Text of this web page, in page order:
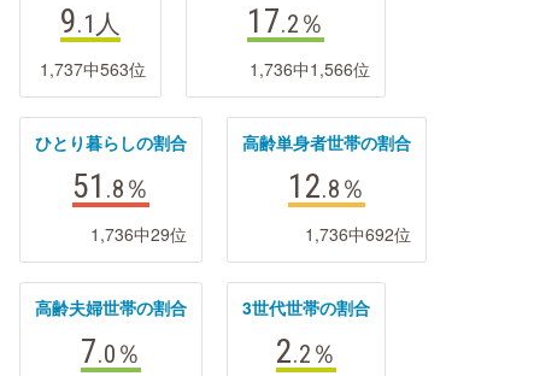
9.1 人
1,737中563位
17.2 ％
1,736中1,566位
ひとり暮らしの割合
51 .8 ％
1,736中29位
高齢単身者世帯の割合
12.8 ％
1,736中692位
高齢夫婦世帯の割合
7.0 ％
3世代世帯の割合
2.2 ％